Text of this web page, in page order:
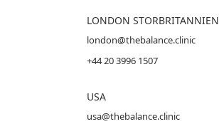
LONDON STORBRITANNIEN
london@thebalance.clinic
+44 20 3996 1507
USA
usa@thebalance.clinic